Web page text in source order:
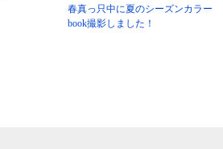
春真っ只中に夏のシーズンカラー
book撮影しました！